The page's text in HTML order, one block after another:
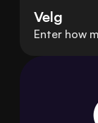
Velg
Enter how